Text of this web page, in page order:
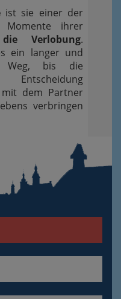
ist sie einer der
Momente ihrer
die Verlobung.
ein langer und
Weg, bis die
dem Partner
verbringen